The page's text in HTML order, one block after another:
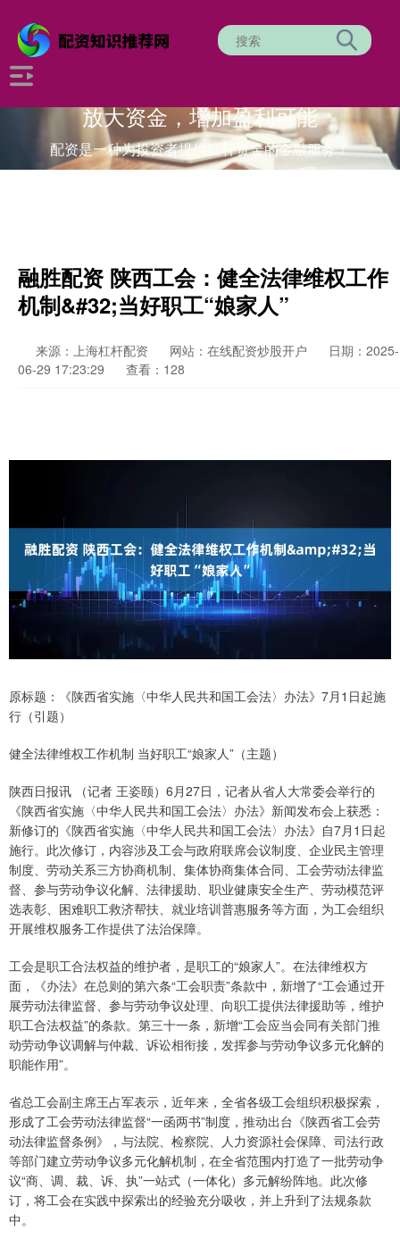
放大资金，增加盈利可能
配资是一种为投资者提供杠杆资金的金融服务！
融胜配资 陕西工会：健全法律维权工作
机制&#32;当好职工“娘家人”
来源：上海杠杆配资 网站：在线配资炒股开户
日期：2025-
06-29 17:23:29
查看：128
原标题：《陕西省实施〈中华人民共和国工会法〉办法》7月1日起施
行（引题）
健全法律维权工作机制 当好职工“娘家人”（主题）
陕西日报讯 （记者 王姿颐）6月27日，记者从省人大常委会举行的
《陕西省实施〈中华人民共和国工会法〉办法》新闻发布会上获悉：
新修订的《陕西省实施〈中华人民共和国工会法〉办法》自7月1日起
施行。此次修订，内容涉及工会与政府联席会议制度、企业民主管理
制度、劳动关系三方协商机制、集体协商集体合同、工会劳动法律监
督、参与劳动争议化解、法律援助、职业健康安全生产、劳动模范评
选表彰、困难职工救济帮扶、就业培训普惠服务等方面，为工会组织
开展维权服务工作提供了法治保障。
工会是职工合法权益的维护者，是职工的“娘家人”。在法律维权方
面，《办法》在总则的第六条“工会职责”条款中，新增了“工会通过开
展劳动法律监督、参与劳动争议处理、向职工提供法律援助等，维护
职工合法权益”的条款。第三十一条，新增“工会应当会同有关部门推
动劳动争议调解与仲裁、诉讼相衔接，发挥参与劳动争议多元化解的
职能作用”。
省总工会副主席王占军表示，近年来，全省各级工会组织积极探索，
形成了工会劳动法律监督“一函两书”制度，推动出台《陕西省工会劳
动法律监督条例》，与法院、检察院、人力资源社会保障、司法行政
等部门建立劳动争议多元化解机制，在全省范围内打造了一批劳动争
议“商、调、裁、诉、执”一站式（一体化）多元解纷阵地。此次修
订，将工会在实践中探索出的经验充分吸收，并上升到了法规条款
中。